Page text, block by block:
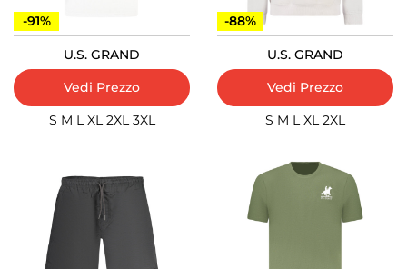
-91%
U.S. GRAND
Vedi Prezzo
S M L XL 2XL 3XL
-88%
U.S. GRAND
Vedi Prezzo
S M L XL 2XL